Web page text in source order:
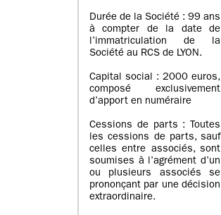
Durée de la Société : 99 ans
à compter de la date de
l’immatriculation de la
Société au RCS de LYON.
Capital social : 2000 euros,
composé exclusivement
d’apport en numéraire
Cessions de parts : Toutes
les cessions de parts, sauf
celles entre associés, sont
soumises à l’agrément d’un
ou plusieurs associés se
prononçant par une décision
extraordinaire.